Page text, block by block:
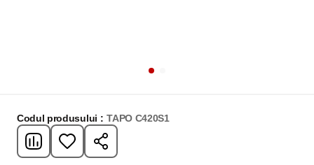
Codul produsului : TAPO C420S1